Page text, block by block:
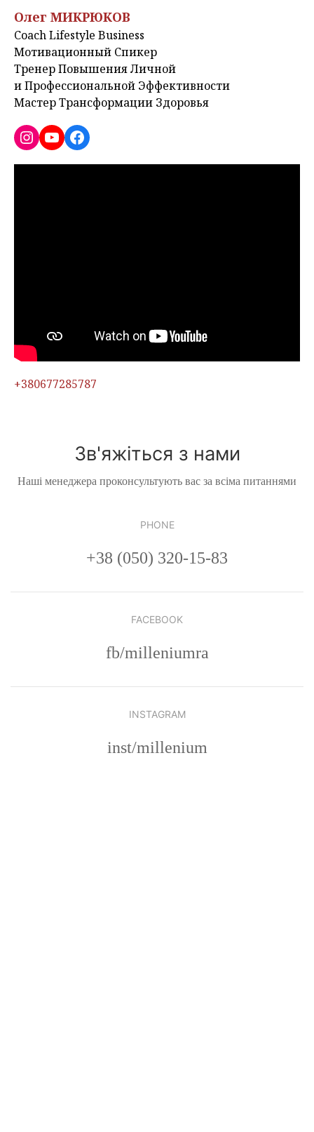
Олег МИКРЮКОВ
Coach Lifestyle Business
Мотивационный Спикер
Тренер Повышения Личной
и Профессиональной Эффективности
Мастер Трансформации Здоровья
Instagram
YouTube
Facebook
+380677285787
Зв'яжіться з нами
Наші менеджера проконсультують вас за всіма питаннями
PHONE
+38 (050) 320-15-83
FACEBOOK
fb/milleniumra
INSTAGRAM
inst/millenium